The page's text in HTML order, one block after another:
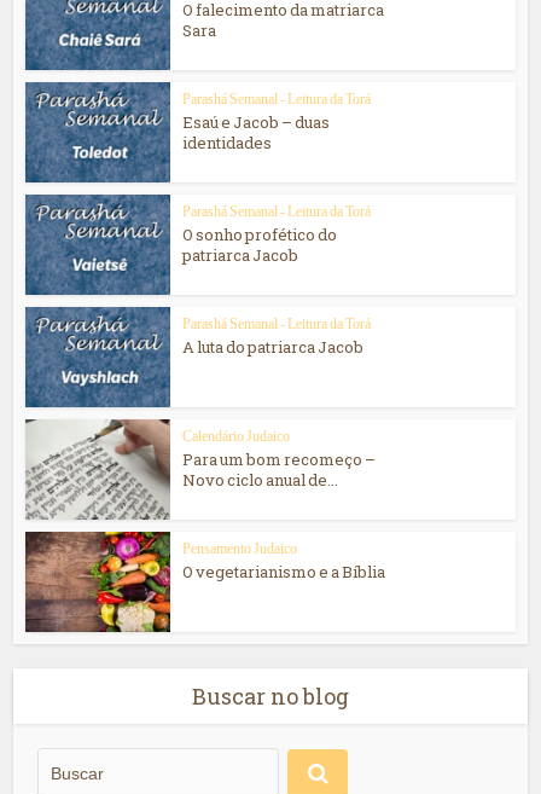
O falecimento da matriarca
Sara
Parashá Semanal - Leitura da Torá
Esaú e Jacob – duas
identidades
Parashá Semanal - Leitura da Torá
O sonho profético do
patriarca Jacob
Parashá Semanal - Leitura da Torá
A luta do patriarca Jacob
Calendário Judaico
Para um bom recomeço –
Novo ciclo anual de...
Pensamento Judaico
O vegetarianismo e a Bíblia
Buscar no blog